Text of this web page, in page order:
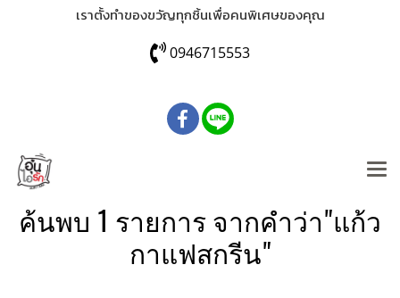
เราตั้งทำของขวัญทุกชิ้นเพื่อคนพิเศษของคุณ
0946715553
ค้นพบ 1 รายการ จากคำว่า"แก้ว
กาแฟสกรีน"